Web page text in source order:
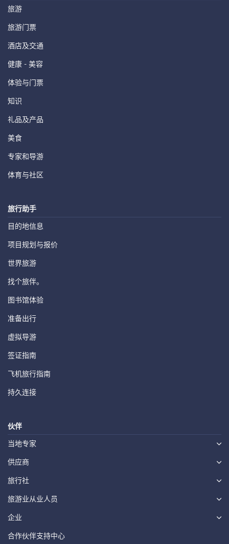
旅游
旅游门票
酒店及交通
健康 - 美容
体验与门票
知识
礼品及产品
美食
专家和导游
体育与社区
旅行助手
目的地信息
项目规划与报价
世界旅游
找个旅伴。
图书馆体验
准备出行
虚拟导游
签证指南
飞机旅行指南
持久连接
伙伴
当地专家
供应商
旅行社
旅游业从业人员
企业
合作伙伴支持中心